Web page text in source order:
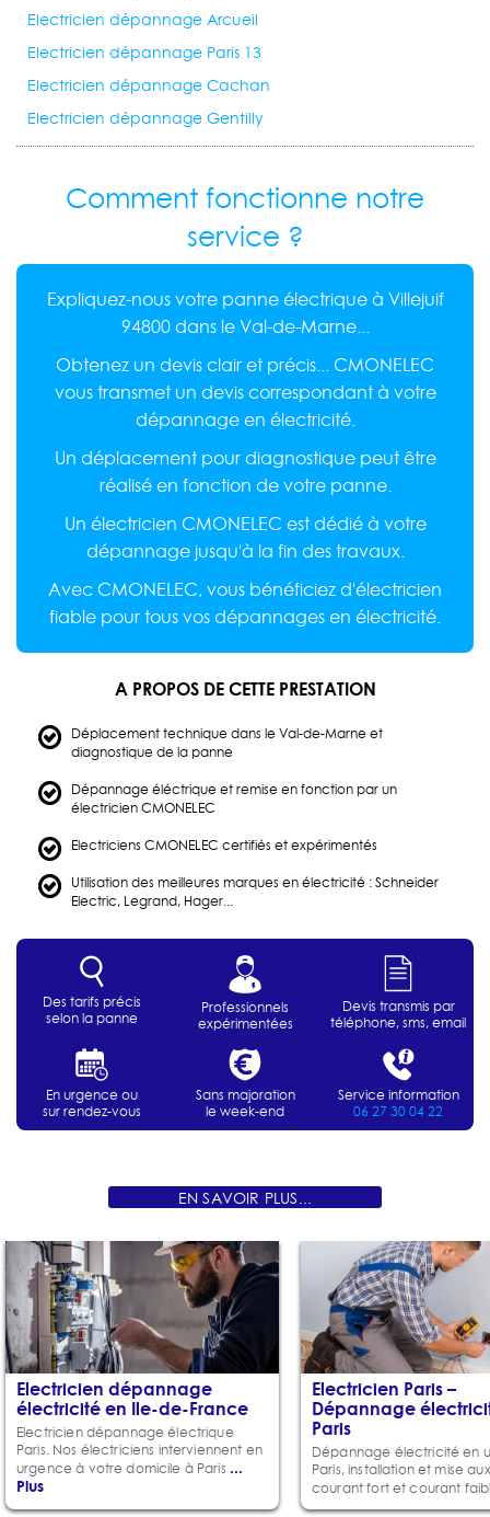
Electricien dépannage Arcueil
Electricien dépannage Paris 13
Electricien dépannage Cachan
Electricien dépannage Gentilly
Comment fonctionne notre
service ?
Expliquez-nous votre panne électrique à Villejuif
94800 dans le Val-de-Marne...
Obtenez un devis clair et précis... CMONELEC
vous transmet un devis correspondant à votre
dépannage en électricité.
Un déplacement pour diagnostique peut être
réalisé en fonction de votre panne.
Un électricien CMONELEC est dédié à votre
dépannage jusqu'à la fin des travaux.
Avec CMONELEC, vous bénéficiez d'électricien
fiable pour tous vos dépannages en électricité.
A PROPOS DE CETTE PRESTATION
Déplacement technique dans le Val-de-Marne et
diagnostique de la panne
Dépannage éléctrique et remise en fonction par un
électricien CMONELEC
Electriciens CMONELEC certifiés et expérimentés
Utilisation des meilleures marques en électricité : Schneider
Electric, Legrand, Hager...
Des tarifs précis
selon la panne
Professionnels
expérimentées
Devis transmis par
téléphone, sms, email
En urgence ou
sur rendez-vous
Sans majoration
le week-end
Service information
06 27 30 04 22
EN SAVOIR PLUS...
Electricien dépannage
électricité en Ile-de-France
Electricien dépannage électrique
Paris. Nos électriciens interviennent en
urgence à votre domicile à Paris ...
Plus
Electricien Paris –
Dépannage
Paris
Dépannage électricité en
Paris, installation et mise
courant fort et courant